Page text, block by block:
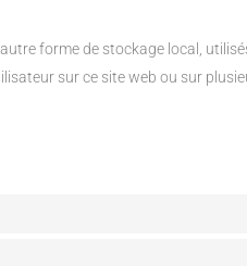
forme de stockage local,
sur ce site web ou sur